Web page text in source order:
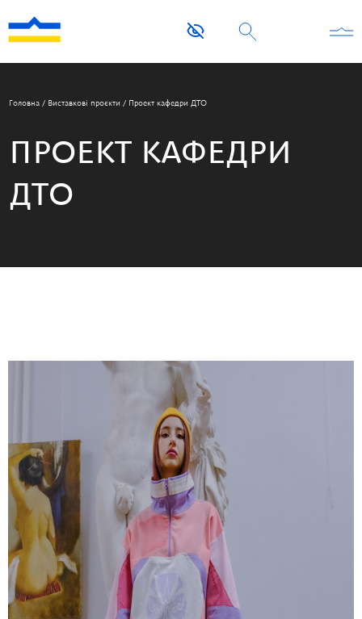
Головна / Виставкові проєкти / Проект кафедри ДТО
ПРОЕКТ КАФЕДРИ
ДТО